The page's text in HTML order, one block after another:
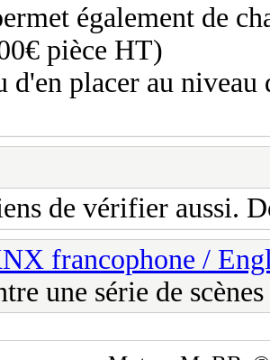
également de
pièce HT)
d'en placer au
de vérifier aussi.
francophone /
une série de scènes